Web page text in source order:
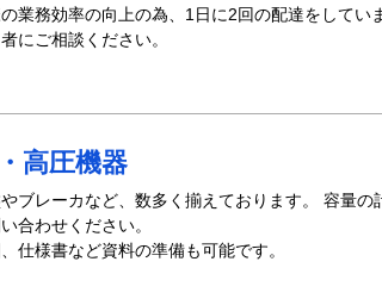
業務効率の向上の為、1日に2回の配達をしてい
にご相談ください。
高圧機器
ブレーカなど、数多く揃えております。 容量の
合わせください。
仕様書など資料の準備も可能です。